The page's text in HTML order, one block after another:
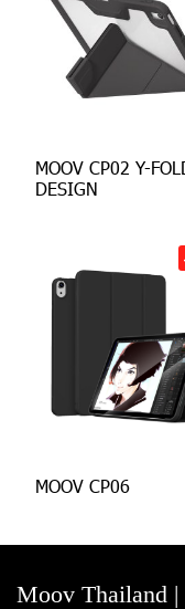
MOOV CP02 Y-
DESIGN
MOOV CP06
Moov Thailand